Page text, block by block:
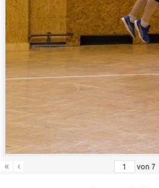
« ‹ von 7